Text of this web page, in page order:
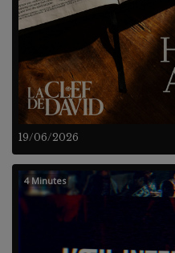
19/06/2026
4 Minutes